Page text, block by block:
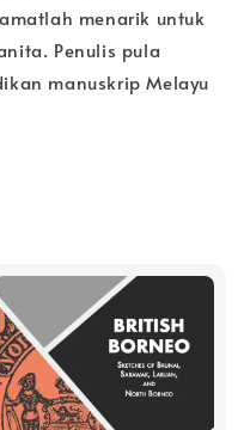
menarik untuk
Penulis pula
manuskrip Melayu